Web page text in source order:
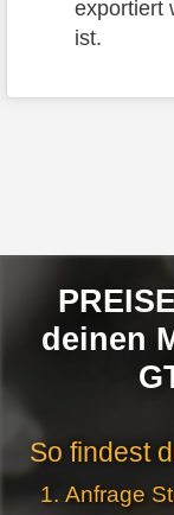
exportiert
ist.
deinen
So findest
Anfrage